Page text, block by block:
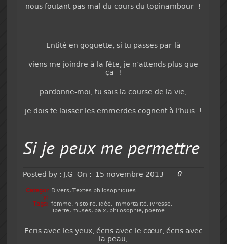
nous foutant pas mal du cours du topinambour !
Entité en goguette, si tu passes par-là
viens me joindre à la fête, je n’attends plus que
ça !
pardonne-moi, tu sais la course de la vie,
je dois te laisser les emmerdes cognent à l’huis !
Si je peux me permettre
Posted by : J.G On : 15 novembre 2013 0
Categor
y:
Divers,Textes philosophiques
Tags: femme, histoire, idée, immortalité, ivresse,
liberte, muses, paix, philosophie, poeme
Ecris avec les yeux, écris avec le cœur, écris avec
la peau,